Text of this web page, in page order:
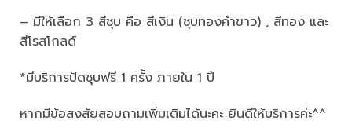
– มีให้เลือก 3 สีชุบ คือ สีเงิน (ชุบทองคำขาว) , สีทอง และ
สีโรสโกลด์
*มีบริการปัดชุบฟรี 1 ครั้ง ภายใน 1 ปี
หากมีข้อสงสัยสอบถามเพิ่มเติมได้นะคะ ยินดีให้บริการค่ะ^^